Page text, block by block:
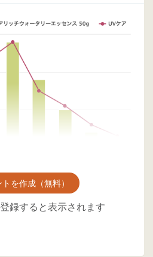
を作成（無料）
録すると表示されます